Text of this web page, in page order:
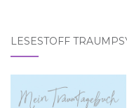
LESESTOFF